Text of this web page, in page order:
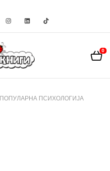
0
ПОПУЛАРНА ПСИХОЛОГИЈА